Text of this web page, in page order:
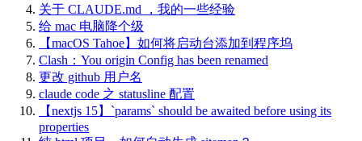
关于 CLAUDE.md ，我的一些经验
给 mac 电脑降个级
【macOS Tahoe】如何将启动台添加到程序坞
Clash：You origin Config has been renamed
更改 github 用户名
claude code 之 statusline 配置
【nextjs 15】`params` should be awaited before using its
properties